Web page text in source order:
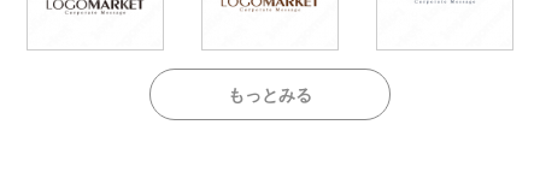
もっとみる